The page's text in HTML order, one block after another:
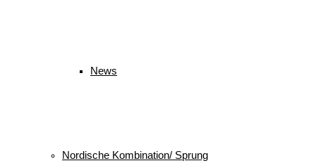
News
Nordische Kombination/ Sprung